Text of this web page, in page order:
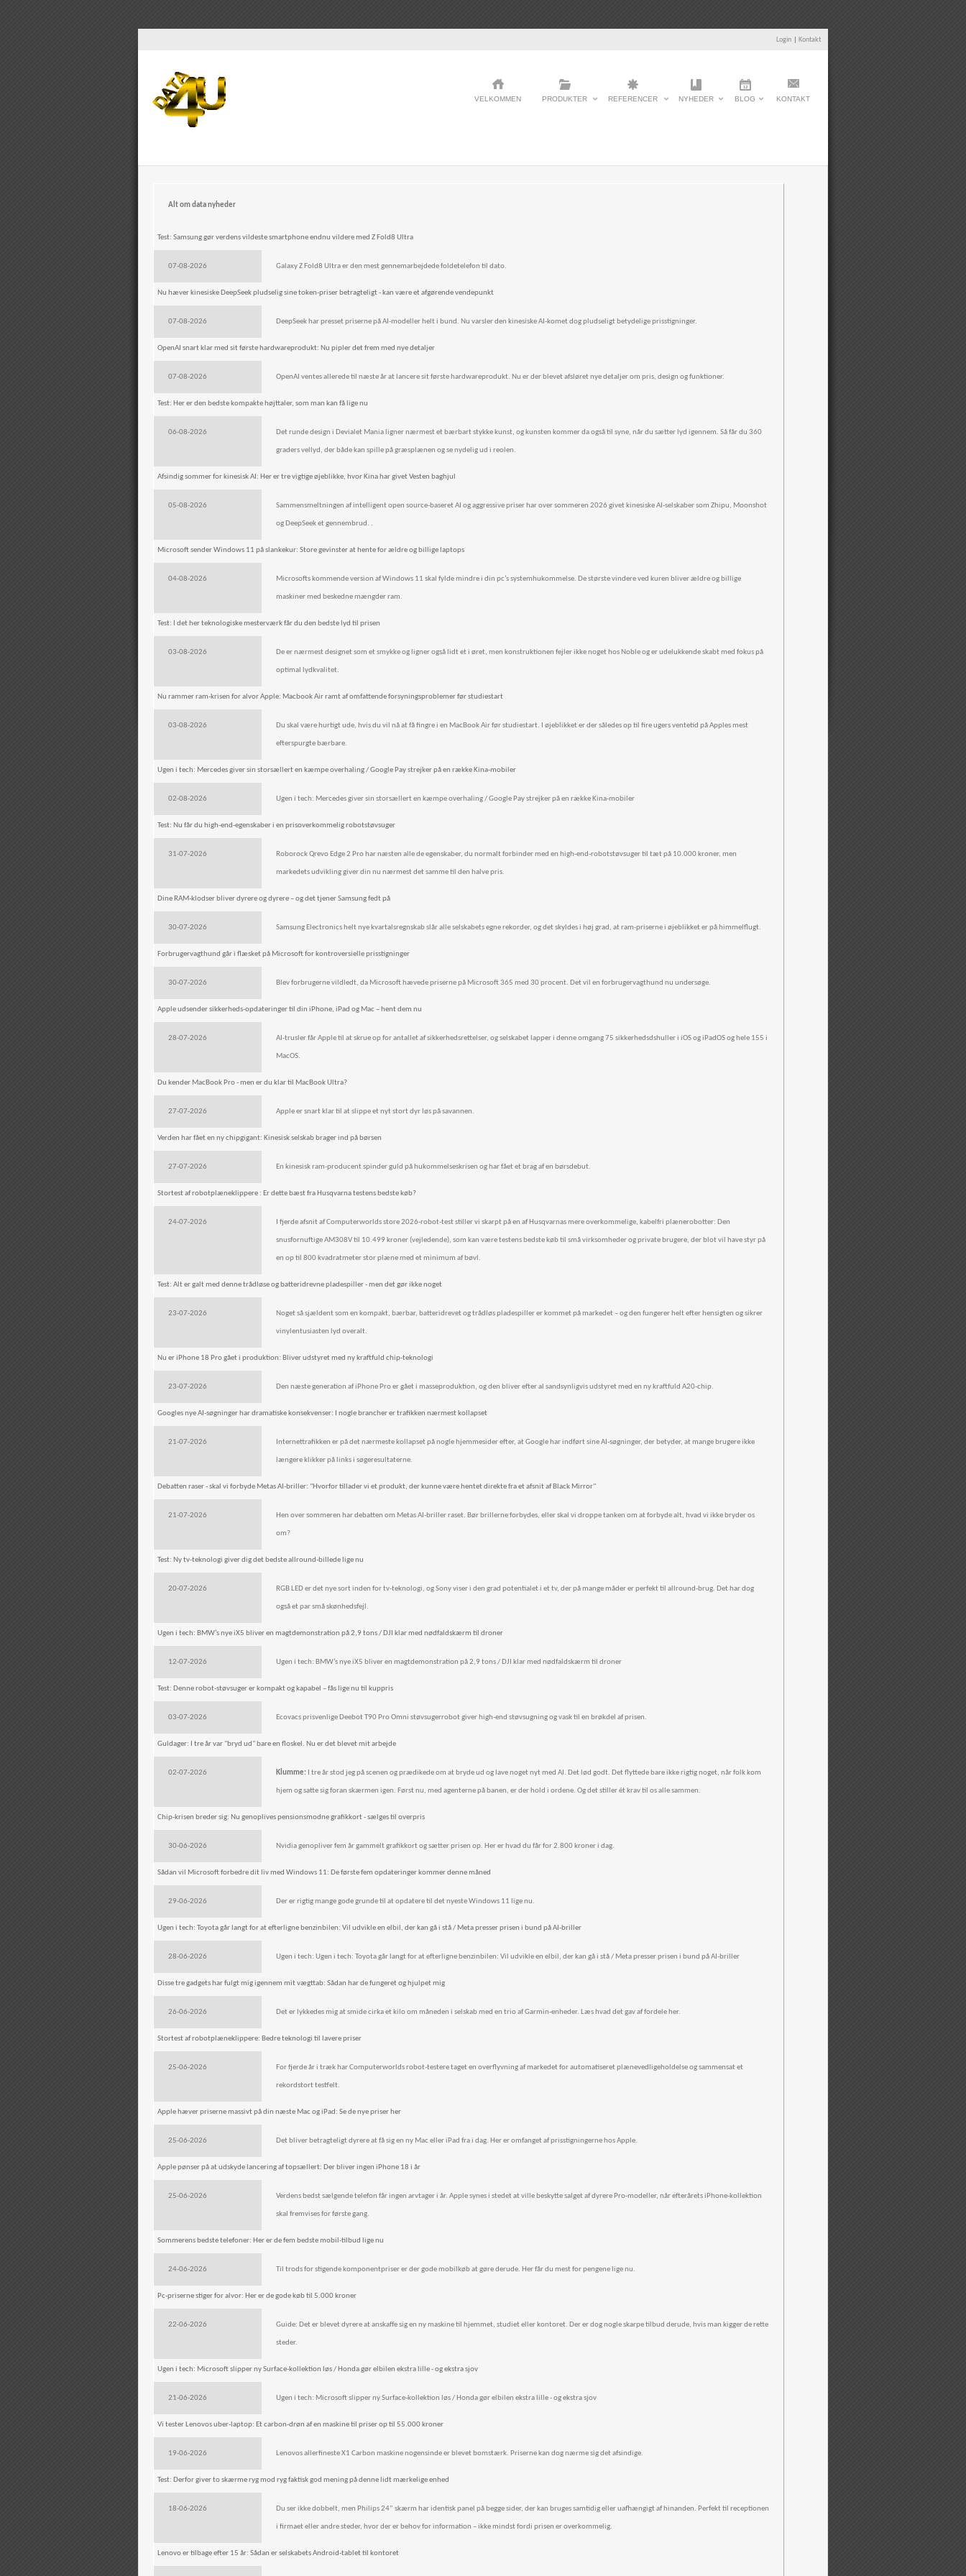
Login Kontakt
VELKOMMEN PRODUKTER REFERENCER NYHEDER BLOG KONTAKT
Alt om data nyheder
Test: Samsung gør verdens vildeste smartphone endnu vildere med Z Fold8 Ultra
07-08-2026 Galaxy Z Fold8 Ultra er den mest gennemarbejdede foldetelefon til dato.
Nu hæver kinesiske DeepSeek pludselig sine token-priser betragteligt - kan være et afgørende vendepunkt
07-08-2026 DeepSeek har presset priserne på AI-modeller helt i bund. Nu varsler den kinesiske AI-komet dog pludseligt betydelige prisstigninger.
OpenAI snart klar med sit første hardwareprodukt: Nu pipler det frem med nye detaljer
07-08-2026 OpenAI ventes allerede til næste år at lancere sit første hardwareprodukt. Nu er der blevet afsløret nye detaljer om pris, design og funktioner.
Test: Her er den bedste kompakte højttaler, som man kan få lige nu
06-08-2026 Det runde design i Devialet Mania ligner nærmest et bærbart stykke kunst, og kunsten kommer da også til syne, når du sætter lyd igennem. Så får du 360
graders vellyd, der både kan spille på græsplænen og se nydelig ud i reolen.
Afsindig sommer for kinesisk AI: Her er tre vigtige øjeblikke, hvor Kina har givet Vesten baghjul
05-08-2026 Sammensmeltningen af intelligent open source-baseret AI og aggressive priser har over sommeren 2026 givet kinesiske AI-selskaber som Zhipu, Moonshot
og DeepSeek et gennembrud. .
Microsoft sender Windows 11 på slankekur: Store gevinster at hente for ældre og billige laptops
04-08-2026 Microsofts kommende version af Windows 11 skal fylde mindre i din pc’s systemhukommelse. De største vindere ved kuren bliver ældre og billige
maskiner med beskedne mængder ram.
Test: I det her teknologiske mesterværk får du den bedste lyd til prisen
03-08-2026 De er nærmest designet som et smykke og ligner også lidt et i øret, men konstruktionen fejler ikke noget hos Noble og er udelukkende skabt med fokus på
optimal lydkvalitet.
Nu rammer ram-krisen for alvor Apple: Macbook Air ramt af omfattende forsyningsproblemer før studiestart
03-08-2026 Du skal være hurtigt ude, hvis du vil nå at få fingre i en MacBook Air før studiestart. I øjeblikket er der således op til fire ugers ventetid på Apples mest
efterspurgte bærbare.
Ugen i tech: Mercedes giver sin storsællert en kæmpe overhaling / Google Pay strejker på en række Kina-mobiler
02-08-2026 Ugen i tech: Mercedes giver sin storsællert en kæmpe overhaling / Google Pay strejker på en række Kina-mobiler
Test: Nu får du high-end-egenskaber i en prisoverkommelig robotstøvsuger
31-07-2026 Roborock Qrevo Edge 2 Pro har næsten alle de egenskaber, du normalt forbinder med en high-end-robotstøvsuger til tæt på 10.000 kroner, men
markedets udvikling giver din nu nærmest det samme til den halve pris.
Dine RAM-klodser bliver dyrere og dyrere – og det tjener Samsung fedt på
30-07-2026 Samsung Electronics helt nye kvartalsregnskab slår alle selskabets egne rekorder, og det skyldes i høj grad, at ram-priserne i øjeblikket er på himmelflugt.
Forbrugervagthund går i flæsket på Microsoft for kontroversielle prisstigninger
30-07-2026 Blev forbrugerne vildledt, da Microsoft hævede priserne på Microsoft 365 med 30 procent. Det vil en forbrugervagthund nu undersøge.
Apple udsender sikkerheds-opdateringer til din iPhone, iPad og Mac – hent dem nu
28-07-2026 AI-trusler får Apple til at skrue op for antallet af sikkerhedsrettelser, og selskabet lapper i denne omgang 75 sikkerhedsdshuller i iOS og iPadOS og hele 155 i
MacOS.
Du kender MacBook Pro - men er du klar til MacBook Ultra?
27-07-2026 Apple er snart klar til at slippe et nyt stort dyr løs på savannen.
Verden har fået en ny chipgigant: Kinesisk selskab brager ind på børsen
27-07-2026 En kinesisk ram-producent spinder guld på hukommelseskrisen og har fået et brag af en børsdebut.
Stortest af robotplæneklippere : Er dette bæst fra Husqvarna testens bedste køb?
24-07-2026 I fjerde afsnit af Computerworlds store 2026-robot-test stiller vi skarpt på en af Husqvarnas mere overkommelige, kabelfri plænerobotter: Den
snusfornuftige AM308V til 10.499 kroner (vejledende), som kan være testens bedste køb til små virksomheder og private brugere, der blot vil have styr på
en op til 800 kvadratmeter stor plæne med et minimum af bøvl.
Test: Alt er galt med denne trådløse og batteridrevne pladespiller - men det gør ikke noget
23-07-2026 Noget så sjældent som en kompakt, bærbar, batteridrevet og trådløs pladespiller er kommet på markedet – og den fungerer helt efter hensigten og sikrer
vinylentusiasten lyd overalt.
Nu er iPhone 18 Pro gået i produktion: Bliver udstyret med ny kraftfuld chip-teknologi
23-07-2026 Den næste generation af iPhone Pro er gået i masseproduktion, og den bliver efter al sandsynligvis udstyret med en ny kraftfuld A20-chip.
Googles nye AI-søgninger har dramatiske konsekvenser: I nogle brancher er trafikken nærmest kollapset
21-07-2026 Internettrafikken er på det nærmeste kollapset på nogle hjemmesider efter, at Google har indført sine AI-søgninger, der betyder, at mange brugere ikke
længere klikker på links i søgeresultaterne.
Debatten raser - skal vi forbyde Metas AI-briller: "Hvorfor tillader vi et produkt, der kunne være hentet direkte fra et afsnit af Black Mirror"
21-07-2026 Hen over sommeren har debatten om Metas AI-briller raset. Bør brillerne forbydes, eller skal vi droppe tanken om at forbyde alt, hvad vi ikke bryder os
om?
Test: Ny tv-teknologi giver dig det bedste allround-billede lige nu
20-07-2026 RGB LED er det nye sort inden for tv-teknologi, og Sony viser i den grad potentialet i et tv, der på mange måder er perfekt til allround-brug. Det har dog
også et par små skønhedsfejl.
Ugen i tech: BMW’s nye iX5 bliver en magtdemonstration på 2,9 tons / DJI klar med nødfaldskærm til droner
12-07-2026 Ugen i tech: BMW’s nye iX5 bliver en magtdemonstration på 2,9 tons / DJI klar med nødfaldskærm til droner
Test: Denne robot-støvsuger er kompakt og kapabel – fås lige nu til kuppris
03-07-2026 Ecovacs prisvenlige Deebot T90 Pro Omni støvsugerrobot giver high-end støvsugning og vask til en brøkdel af prisen.
Guldager: I tre år var "bryd ud" bare en floskel. Nu er det blevet mit arbejde
02-07-2026 Klumme: I tre år stod jeg på scenen og prædikede om at bryde ud og lave noget nyt med AI. Det lød godt. Det flyttede bare ikke rigtig noget, når folk kom
hjem og satte sig foran skærmen igen. Først nu, med agenterne på banen, er der hold i ordene. Og det stiller ét krav til os alle sammen.
Chip-krisen breder sig: Nu genoplives pensionsmodne grafikkort - sælges til overpris
30-06-2026 Nvidia genopliver fem år gammelt grafikkort og sætter prisen op. Her er hvad du får for 2.800 kroner i dag.
Sådan vil Microsoft forbedre dit liv med Windows 11: De første fem opdateringer kommer denne måned
29-06-2026 Der er rigtig mange gode grunde til at opdatere til det nyeste Windows 11 lige nu.
Ugen i tech: Toyota går langt for at efterligne benzinbilen: Vil udvikle en elbil, der kan gå i stå / Meta presser prisen i bund på AI-briller
28-06-2026 Ugen i tech: Ugen i tech: Toyota går langt for at efterligne benzinbilen: Vil udvikle en elbil, der kan gå i stå / Meta presser prisen i bund på AI-briller
Disse tre gadgets har fulgt mig igennem mit vægttab: Sådan har de fungeret og hjulpet mig
26-06-2026 Det er lykkedes mig at smide cirka et kilo om måneden i selskab med en trio af Garmin-enheder. Læs hvad det gav af fordele her.
Stortest af robotplæneklippere: Bedre teknologi til lavere priser
25-06-2026 For fjerde år i træk har Computerworlds robot-testere taget en overflyvning af markedet for automatiseret plænevedligeholdelse og sammensat et
rekordstort testfelt.
Apple hæver priserne massivt på din næste Mac og iPad: Se de nye priser her
25-06-2026 Det bliver betragteligt dyrere at få sig en ny Mac eller iPad fra i dag. Her er omfanget af prisstigningerne hos Apple.
Apple pønser på at udskyde lancering af topsællert: Der bliver ingen iPhone 18 i år
25-06-2026 Verdens bedst sælgende telefon får ingen arvtager i år. Apple synes i stedet at ville beskytte salget af dyrere Pro-modeller, når efterårets iPhone-kollektion
skal fremvises for første gang.
Sommerens bedste telefoner: Her er de fem bedste mobil-tilbud lige nu
24-06-2026 Til trods for stigende komponentpriser er der gode mobilkøb at gøre derude. Her får du mest for pengene lige nu.
Pc-priserne stiger for alvor: Her er de gode køb til 5.000 kroner
22-06-2026 Guide: Det er blevet dyrere at anskaffe sig en ny maskine til hjemmet, studiet eller kontoret. Der er dog nogle skarpe tilbud derude, hvis man kigger de rette
steder.
Ugen i tech: Microsoft slipper ny Surface-kollektion løs / Honda gør elbilen ekstra lille - og ekstra sjov
21-06-2026 Ugen i tech: Microsoft slipper ny Surface-kollektion løs / Honda gør elbilen ekstra lille - og ekstra sjov
Vi tester Lenovos uber-laptop: Et carbon-drøn af en maskine til priser op til 55.000 kroner
19-06-2026 Lenovos allerfineste X1 Carbon maskine nogensinde er blevet bomstærk. Priserne kan dog nærme sig det afsindige.
Test: Derfor giver to skærme ryg mod ryg faktisk god mening på denne lidt mærkelige enhed
18-06-2026 Du ser ikke dobbelt, men Philips 24” skærm har identisk panel på begge sider, der kan bruges samtidig eller uafhængigt af hinanden. Perfekt til receptionen
i firmaet eller andre steder, hvor der er behov for information – ikke mindst fordi prisen er overkommelig.
Lenovo er tilbage efter 15 år: Sådan er selskabets Android-tablet til kontoret